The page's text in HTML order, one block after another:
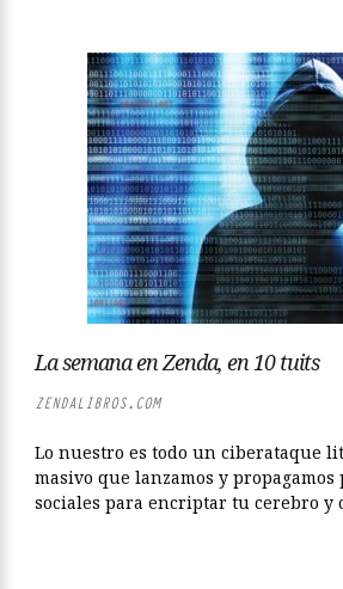
La semana en Zenda, en 10 tuits
ZENDALIBROS.COM
Lo nuestro es todo un ciberataque
masivo que lanzamos y propagamos
sociales para encriptar tu cerebro y